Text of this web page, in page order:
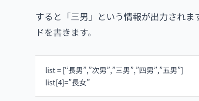
すると「三男」という情報が出力され
ドを書きます。
list = [“長男”,”次男”,”三男”,”四男”,”五男”]
list[4]=”長女”